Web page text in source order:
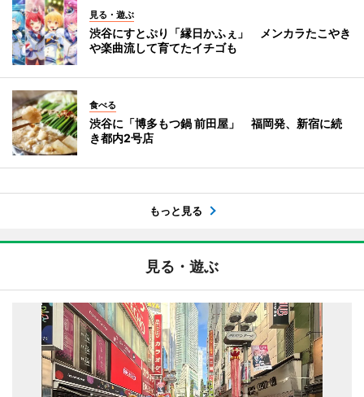
見る・遊ぶ
渋谷にすとぷり「縁日かふぇ」 メンカラたこやき
や楽曲流して育てたイチゴも
食べる
渋谷に「博多もつ鍋 前田屋」 福岡発、新宿に続
き都内2号店
もっと見る
見る・遊ぶ